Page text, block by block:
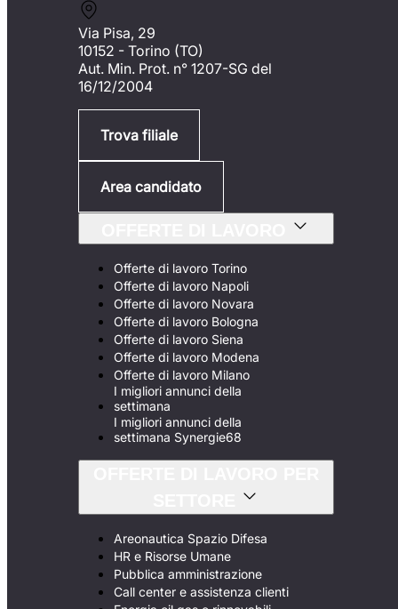
Via Pisa, 29
10152 - Torino (TO)
Aut. Min. Prot. n° 1207-SG del
16/12/2004
Trova filiale
Area candidato
Offerte di lavoro Torino
Offerte di lavoro Napoli
Offerte di lavoro Novara
Offerte di lavoro Bologna
Offerte di lavoro Siena
Offerte di lavoro Modena
Offerte di lavoro Milano
I migliori annunci della
settimana
I migliori annunci della
settimana Synergie68
Areonautica Spazio Difesa
HR e Risorse Umane
Pubblica amministrazione
Call center e assistenza clienti